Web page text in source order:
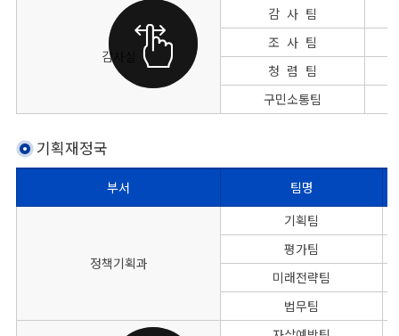
본청 감사실의 팀명, 대표전화, FAX번호를 나타낸 표
감사실
감 사 팀
조 사 팀
청 렴 팀
구민소통팀
기획재정국
본청 기획재정국의 부서별, 팀명, 대표전화, FAX번호를 나타낸 표
부서 팀명
정책기획과
기획팀
평가팀
미래전략팀
법무팀